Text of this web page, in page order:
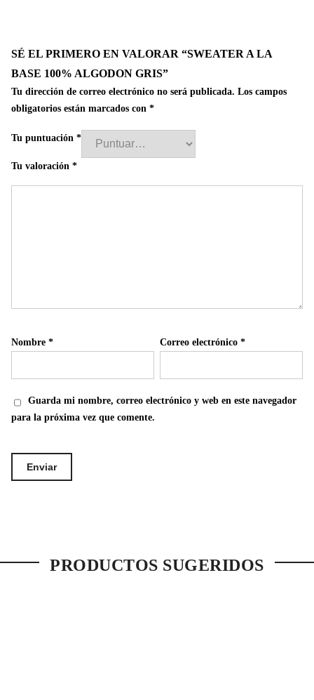
SÉ EL PRIMERO EN VALORAR “SWEATER A LA
BASE 100% ALGODON GRIS”
Tu dirección de correo electrónico no será publicada. Los campos
obligatorios están marcados con *
Tu puntuación *
Tu valoración *
Nombre * Correo electrónico*
Guarda mi nombre, correo electrónico y web en este navegador
para la próxima vez que comente.
PRODUCTOS SUGERIDOS